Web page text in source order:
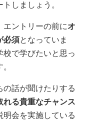
しましょう。
エントリーの前にオ
必須となっていま
で学びたいと思っ
話が聞けたりする
れる貴重なチャンス
明会を実施している